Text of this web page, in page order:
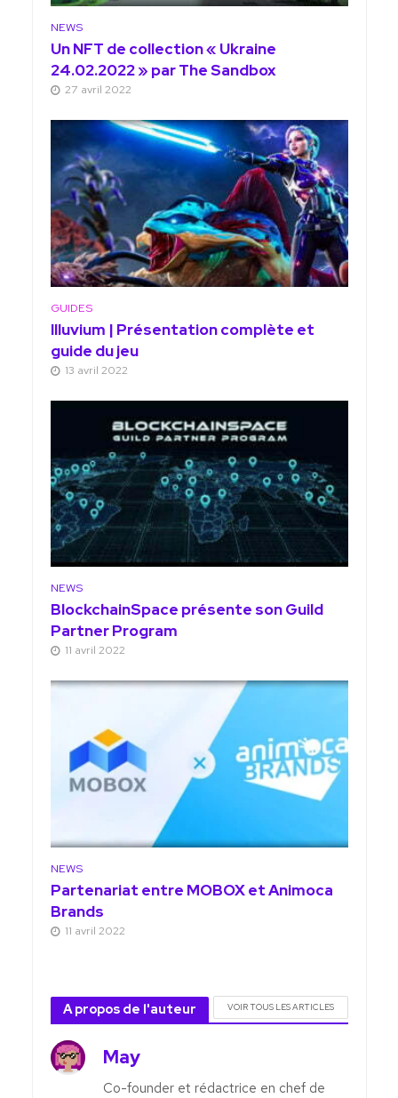
NEWS
Un NFT de collection « Ukraine
24.02.2022 » par The Sandbox
27 avril 2022
GUIDES
Illuvium | Présentation complète et
guide du jeu
13 avril 2022
NEWS
BlockchainSpace présente son Guild
Partner Program
11 avril 2022
NEWS
Partenariat entre MOBOX et Animoca
Brands
11 avril 2022
A propos de l'auteur VOIR TOUS LES ARTICLES
May
Co-founder et rédactrice en chef de